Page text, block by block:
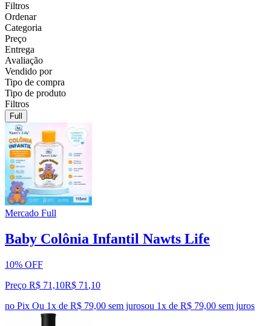
Filtros
Ordenar
Categoria
Preço
Entrega
Avaliação
Vendido por
Tipo de compra
Tipo de produto
Filtros
Full
Mercado Full
Baby Colônia Infantil Nawts Life
10% OFF
Preço R$ 71,10R$ 71 ,10
no Pix Ou 1x de R$ 79,00 sem jurosou 1x de R$ 79,00 sem juros